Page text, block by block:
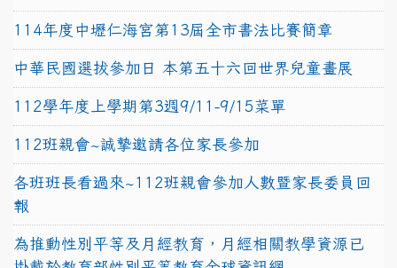
114年度中壢仁海宮第13屆全市書法比賽簡章
中華民國選拔參加日 本第五十六回世界兒童畫展
112學年度上學期第3週9/11-9/15菜單
112班親會~誠摯邀請各位家長參加
各班班長看過來~112班親會參加人數暨家長委員回
報
為推動性別平等及月經教育，月經相關教學資源已